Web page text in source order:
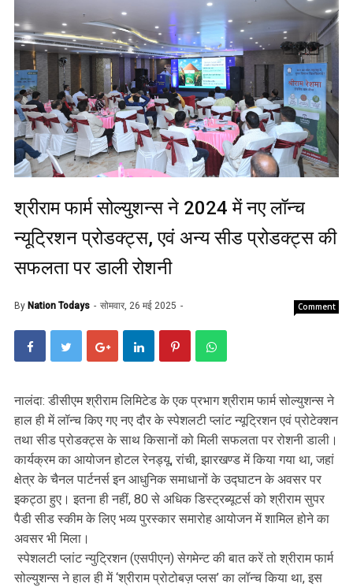
श्रीराम फार्म सोल्युशन्स ने 2024 में नए लॉन्च
न्यूट्रिशन प्रोडक्ट्स, एवं अन्य सीड प्रोडक्ट्स की
सफलता पर डाली रोशनी
By Nation Todays सोमवार, 26 मई 2025 Comment
नालंदा: डीसीएम श्रीराम लिमिटेड के एक प्रभाग श्रीराम फार्म सोल्युशन्स ने
हाल ही में लॉन्च किए गए नए दौर के स्पेशलटी प्लांट न्यूट्रिशन एवं प्रोटेक्शन
तथा सीड प्रोडक्ट्स के साथ किसानों को मिली सफलता पर रोशनी डाली।
कार्यक्रम का आयोजन होटल रेनड्यू, रांची, झारखण्ड में किया गया था, जहां
क्षेत्र के चैनल पार्टनर्स इन आधुनिक समाधानों के उद्घाटन के अवसर पर
इकट्ठा हुए। इतना ही नहीं, 80 से अधिक डिस्ट्रब्यूटर्स को श्रीराम सुपर
पैडी सीड स्कीम के लिए भव्य पुरस्कार समारोह आयोजन में शामिल होने का
अवसर भी मिला।
स्पेशलटी प्लांट न्युट्रिशन (एसपीएन) सेगमेन्ट की बात करें तो श्रीराम फार्म
सोल्युशन्स ने हाल ही में ‘श्रीराम प्रोटोबज़ प्लस’ का लॉन्च किया था, इस